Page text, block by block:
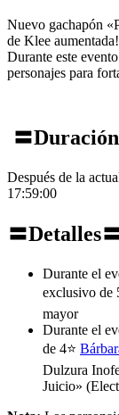
Nuevo gachapón
de Klee aumentada!
Durante este
personajes para
〓
Después de la
17:59:00
〓Detalles
Durante el
exclusivo de
mayor
Durante el
de 4⭐
Dulzura
Juicio»